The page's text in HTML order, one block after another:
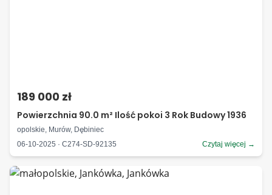
189 000 zł
Powierzchnia 90.0 m² Ilość pokoi 3 Rok Budowy 1936
opolskie, Murów, Dębiniec
06-10-2025 · C274-SD-92135
Czytaj więcej →